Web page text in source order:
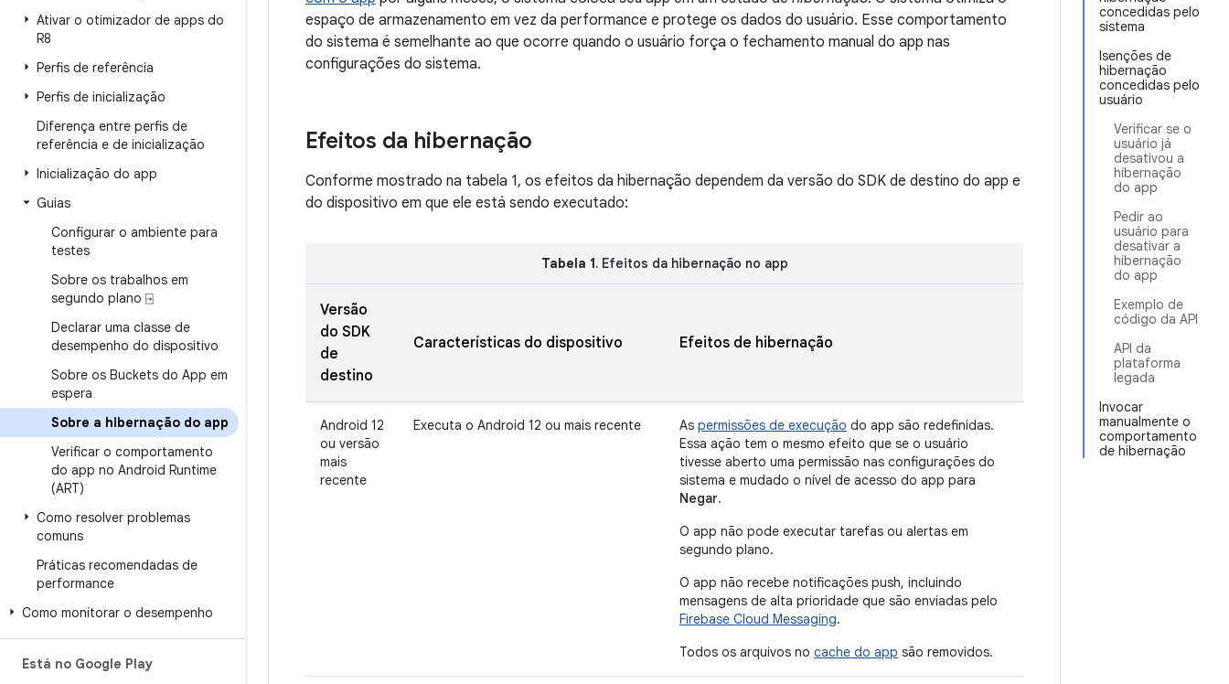
Ativar o otimizador de apps do
R8
Perfis de referência
Perfis de inicialização
Diferença entre perfis de
referência e de inicialização
Inicialização do app
Guias
Configurar o ambiente para
testes
Sobre os trabalhos em
segundo plano ⍈
Declarar uma classe de
desempenho do dispositivo
Sobre os Buckets do App em
espera
Sobre a hibernação do app
Verificar o comportamento
do app no Android Runtime
(ART)
Como resolver problemas
comuns
Práticas recomendadas de
performance
Como monitorar o desempenho
Está no Google Play
concedidas pelo
sistema
Isenções de
hibernação
concedidas pelo
usuário
Verificar se o
usuário já
desativou a
hibernação
do app
Pedir ao
usuário para
desativar a
hibernação
do app
Exemplo de
código da API
API da
plataforma
legada
Invocar
manualmente o
comportamento
de hibernação
espaço de armazenamento em vez da performance e protege os dados do usuário. Esse comportamento
do sistema é semelhante ao que ocorre quando o usuário força o fechamento manual do app nas
configurações do sistema.
Efeitos da hibernação
Conforme mostrado na tabela 1, os efeitos da hibernação dependem da versão do SDK de destino do app e
do dispositivo em que ele está sendo executado:
Tabela 1. Efeitos da hibernação no app
Versão
do SDK
de
destino
Características do dispositivo Efeitos de hibernação
Android 12
ou versão
mais
recente
Executa o Android 12 ou mais recente As permissões de execução do app são redefinidas.
Essa ação tem o mesmo efeito que se o usuário
tivesse aberto uma permissão nas configurações do
sistema e mudado o nível de acesso do app para
Negar.
O app não pode executar tarefas ou alertas em
segundo plano.
O app não recebe notificações push, incluindo
mensagens de alta prioridade que são enviadas pelo
Firebase Cloud Messaging.
Todos os arquivos no cache do app são removidos.